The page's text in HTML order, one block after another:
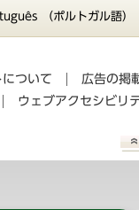
（ポルトガル語）
について
広告の掲
ウェブアクセシビリ